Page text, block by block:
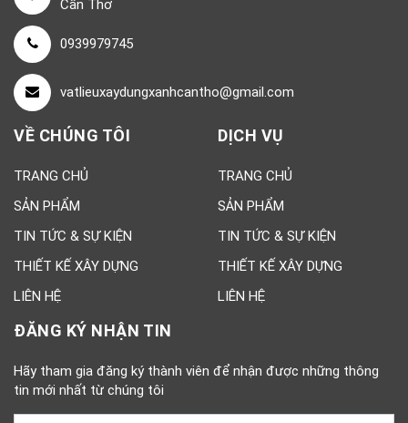
Cần Thơ
0939979745
vatlieuxaydungxanhcantho@gmail.com
VỀ CHÚNG TÔI
TRANG CHỦ
SẢN PHẨM
TIN TỨC & SỰ KIỆN
THIẾT KẾ XÂY DỰNG
LIÊN HỆ
DỊCH VỤ
TRANG CHỦ
SẢN PHẨM
TIN TỨC & SỰ KIỆN
THIẾT KẾ XÂY DỰNG
LIÊN HỆ
ĐĂNG KÝ NHẬN TIN
Hãy tham gia đăng ký thành viên để nhận được những thông
tin mới nhất từ chúng tôi